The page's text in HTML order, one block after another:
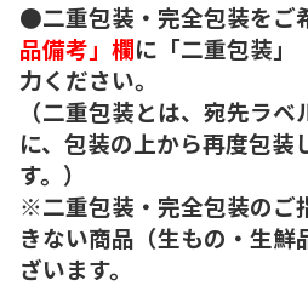
●二重包装・完全包装をご
品備考」欄に「二重包装」
力ください。
（二重包装とは、宛先ラ
に、包装の上から再度包装
す。）
※二重包装・完全包装のご
きない商品（生もの・生鮮
ざいます。